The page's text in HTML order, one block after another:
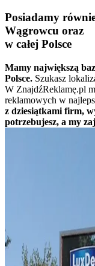
Posiadamy
Wągrowcu oraz
w całej Polsce
Mamy największą
Polsce. Szukasz
W ZnajdźReklamę.pl
reklamowych w
z dziesiątkami firm,
potrzebujesz, a my